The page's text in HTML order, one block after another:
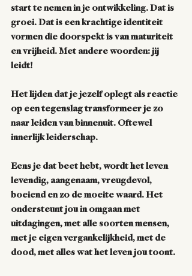
start te nemen in je ontwikkeling. Dat is
groei. Dat is een krachtige identiteit
vormen die doorspekt is van maturiteit
en vrijheid. Met andere woorden: jij
leidt!
Het lijden dat je jezelf oplegt als reactie
op een tegenslag transformeer je zo
naar leiden van binnenuit. Oftewel
innerlijk leiderschap.
Eens je dat beet hebt, wordt het leven
levendig, aangenaam, vreugdevol,
boeiend en zo de moeite waard. Het
ondersteunt jou in omgaan met
uitdagingen, met alle soorten mensen,
met je eigen vergankelijkheid, met de
dood, met alles wat het leven jou toont.